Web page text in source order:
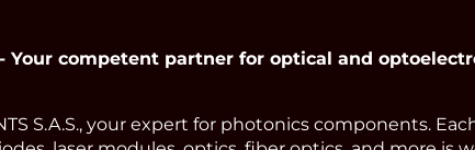
- Your competent partner for optical and
S.A.S., your expert for photonics components.